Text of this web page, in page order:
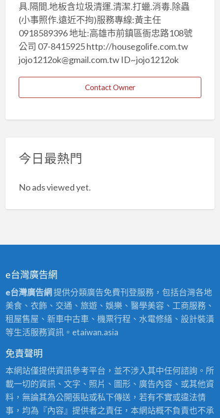
具.隔間.地板含垃圾清運.清潔.打蠟.消毒.除蟲
(小事照作.遠近不拘)服務專線:黃主任
0918589396 地址:高雄市前鎮區衙忠路108號
公司 07-8415925 http://housegolife.com.tw
jojo1212ok@gmail.com.tw ID~jojo1212ok
Contact Owner
今日最熱門
No ads viewed yet.
e台灣廣告網
e台灣廣告網提供分類廣告免費刊登服務，包括台灣各地
美食、衣飾、交通、旅遊、娛樂、醫學美容、工商服務、
租屋售屋、新車中古車、機票行程、水電修繕、設計裝潢
等生活服務資訊。etaiwan.asia
免責聲明
本網站僅提供資訊參考平台，並不涉入其中任何諮詢。所
載一切的資訊、文字、照片、圖形、廣告內容、或其他資
料，無論其為公開張貼或私下傳送，若有不實或違法情
事，均為『內容』提供者之責任，本網站概不負責也不承